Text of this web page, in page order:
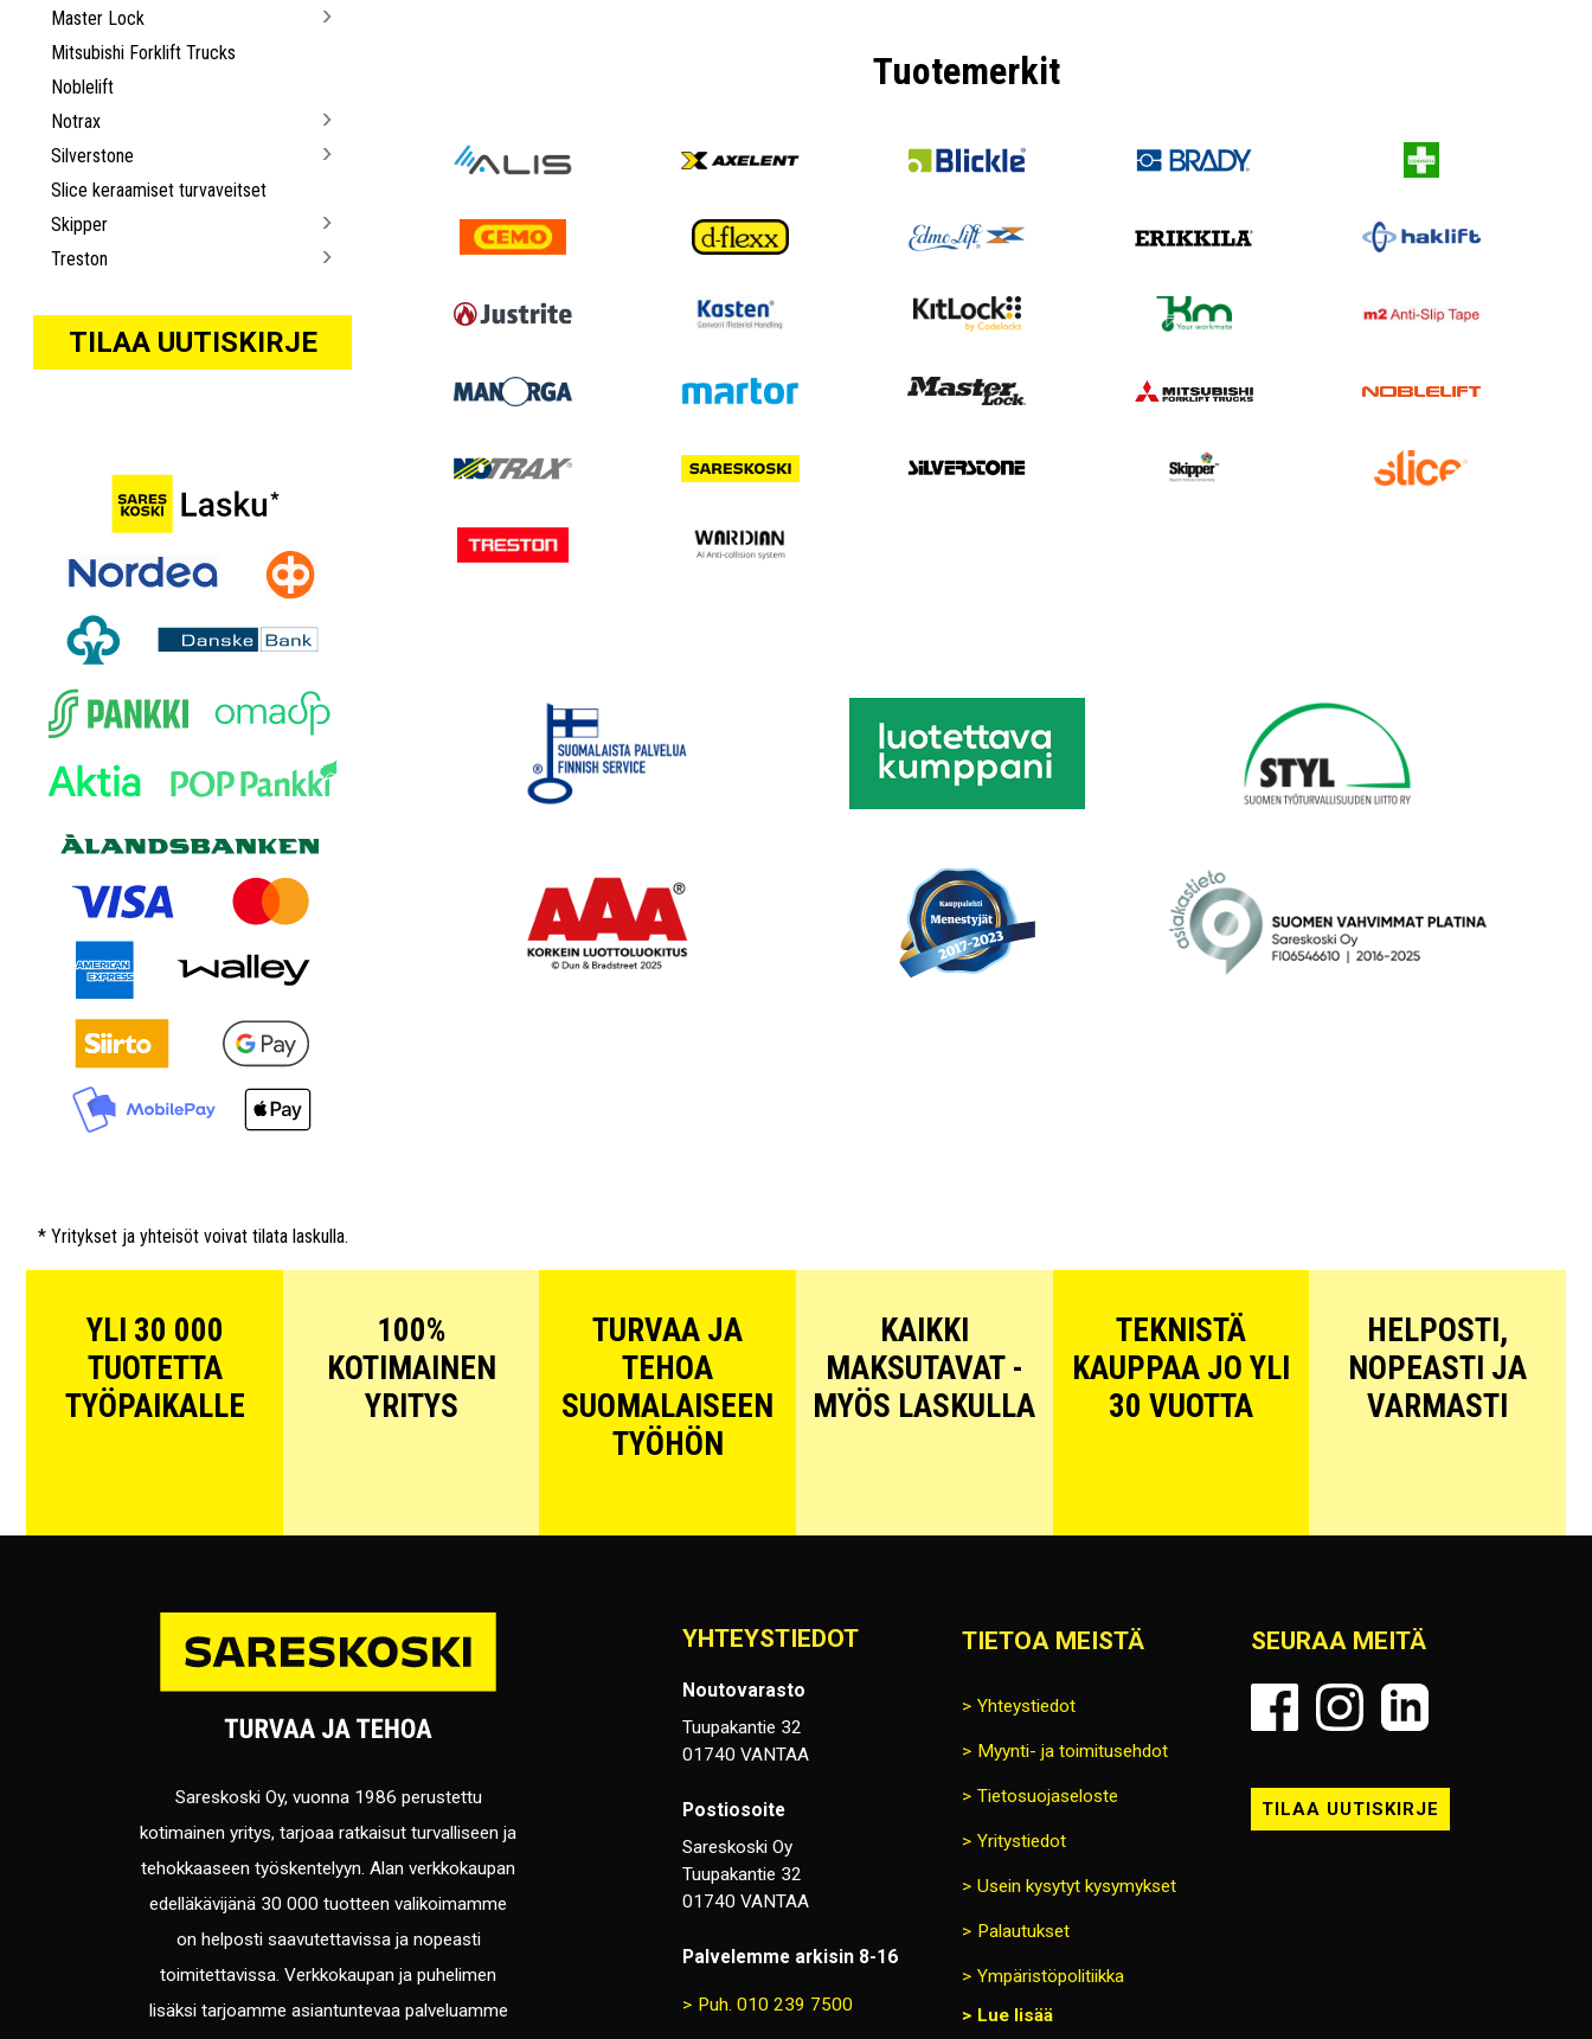
Master Lock
Mitsubishi Forklift Trucks
Noblelift
Notrax
Silverstone
Slice keraamiset turvaveitset
Skipper
Treston
TILAA UUTISKIRJE
* Yritykset ja yhteisöt voivat tilata laskulla.
Tuotemerkit
YLI 30 000
TUOTETTA
TYÖPAIKALLE
100%
KOTIMAINEN
YRITYS
TURVAA JA
TEHOA
SUOMALAISEEN
TYÖHÖN
KAIKKI
MAKSUTAVAT -
MYÖS LASKULLA
TEKNISTÄ
KAUPPAA JO YLI
30 VUOTTA
HELPOSTI,
NOPEASTI JA
VARMASTI
Sareskoski Oy, vuonna 1986 perustettu
kotimainen yritys, tarjoaa ratkaisut turvalliseen ja
tehokkaaseen työskentelyyn. Alan verkkokaupan
edelläkävijänä 30 000 tuotteen valikoimamme
on helposti saavutettavissa ja nopeasti
toimitettavissa. Verkkokaupan ja puhelimen
lisäksi tarjoamme asiantuntevaa palveluamme
YHTEYSTIEDOT
Noutovarasto
Tuupakantie 32
01740 VANTAA
Postiosoite
Sareskoski Oy
Tuupakantie 32
01740 VANTAA
Palvelemme arkisin 8-16
Puh. 010 239 7500
TIETOA MEISTÄ
Yhteystiedot
Myynti- ja toimitusehdot
Tietosuojaseloste
Yritystiedot
Usein kysytyt kysymykset
Palautukset
Ympäristöpolitiikka
Lue lisää
SEURAA MEITÄ
TILAA UUTISKIRJE